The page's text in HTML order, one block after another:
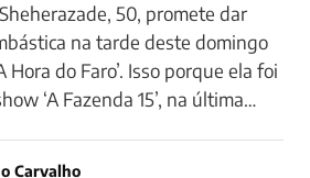
50, promete dar
na tarde deste domingo
Hora do Faro’. Isso porque ela foi
‘A Fazenda 15’, na última…
Carvalho